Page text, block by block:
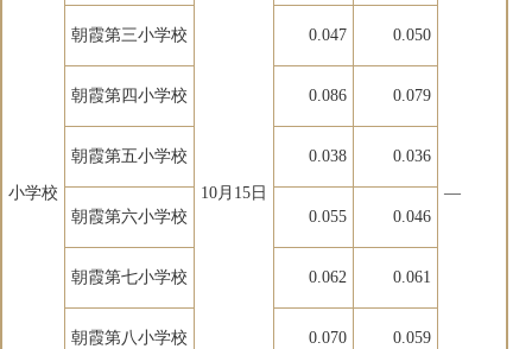
小学校 10月15日 ―
朝霞第三小学校 0.047 0.050
朝霞第四小学校 0.086 0.079
朝霞第五小学校 0.038 0.036
朝霞第六小学校 0.055 0.046
朝霞第七小学校 0.062 0.061
朝霞第八小学校 0.070 0.059